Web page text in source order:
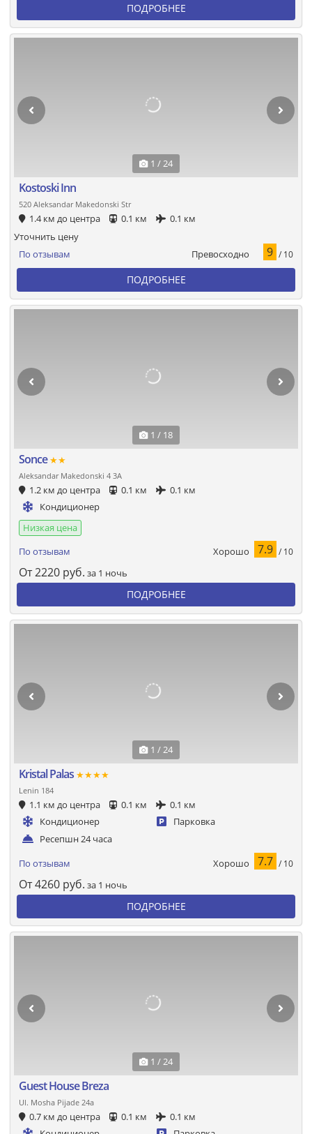
ПОДРОБНЕЕ
1 / 24
Kostoski Inn
520 Aleksandar Makedonski Str
1.4 км до центра 0.1 км 0.1 км
По отзывам Превосходно 9 / 10
Уточнить цену
ПОДРОБНЕЕ
1 / 18
Sonce★★
Aleksandar Makedonski 4 3A
1.2 км до центра 0.1 км
0.1 км
Кондиционер
Низкая цена
По отзывам
Хорошо 7.9 / 10
От2220 руб. за 1 ночь
ПОДРОБНЕЕ
1 / 24
Kristal Palas ★★★★
Lenin 184
1.1 км до центра 0.1 км
0.1 км
Кондиционер
Парковка
Ресепшн 24 часа
По отзывам Хорошо 7.7 / 10
От4260 руб. за 1 ночь
ПОДРОБНЕЕ
1 / 24
Guest House Breza
Ul. Mosha Pijade 24a
0.7 км до центра 0.1 км
0.1 км